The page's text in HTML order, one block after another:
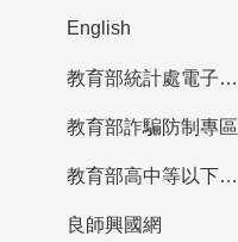
English
教育部統計處電子書櫃
教育部詐騙防制專區
教育部高中等以下學校及幼兒園教師資格檢定考試
良師興國網